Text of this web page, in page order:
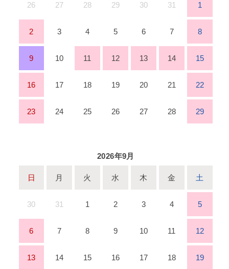
26 27 28 29 30 31 1
2 3 4 5 6 7 8
9 10 11 12 13 14 15
16 17 18 19 20 21 22
23 24 25 26 27 28 29
2026年9月
日 月 火 水 木 金 土
30 31 1 2 3 4 5
6 7 8 9 10 11 12
13 14 15 16 17 18 19